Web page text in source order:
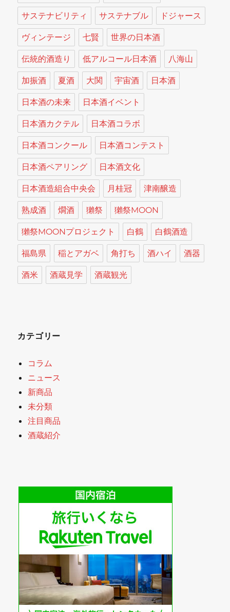
サステナビリティ サステナブル ドジャース
ヴィンテージ 七賢 世界の日本酒
伝統的酒造り 低アルコール日本酒 八海山
加振酒 夏酒 大関 宇宙酒 日本酒
日本酒の未来 日本酒イベント
日本酒カクテル 日本酒コラボ
日本酒コンクール 日本酒コンテスト
日本酒ペアリング 日本酒文化
日本酒造組合中央会 月桂冠 津南醸造
熟成酒 燗酒 獺祭 獺祭MOON
獺祭MOONプロジェクト 白鶴 白鶴酒造
福島県 稲とアガベ 角打ち 酒ハイ 酒器
酒米 酒蔵見学 酒蔵観光
カテゴリー
コラム
ニュース
新商品
未分類
注目商品
酒蔵紹介